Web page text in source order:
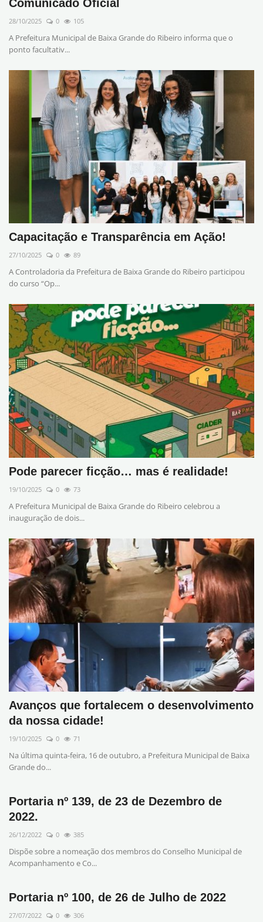
Comunicado Oficial
28/10/2025 0 105
A Prefeitura Municipal de Baixa Grande do Ribeiro informa que o
ponto facultativ...
Capacitação e Transparência em Ação!
27/10/2025 0 89
A Controladoria da Prefeitura de Baixa Grande do Ribeiro participou
do curso “Op...
Pode parecer ficção… mas é realidade!
19/10/2025 0 73
A Prefeitura Municipal de Baixa Grande do Ribeiro celebrou a
inauguração de dois...
Avanços que fortalecem o desenvolvimento
da nossa cidade!
19/10/2025 0 71
Na última quinta-feira, 16 de outubro, a Prefeitura Municipal de Baixa
Grande do...
Portaria nº 139, de 23 de Dezembro de
2022.
26/12/2022 0 385
Dispõe sobre a nomeação dos membros do Conselho Municipal de
Acompanhamento e Co...
Portaria nº 100, de 26 de Julho de 2022
27/07/2022 0 306